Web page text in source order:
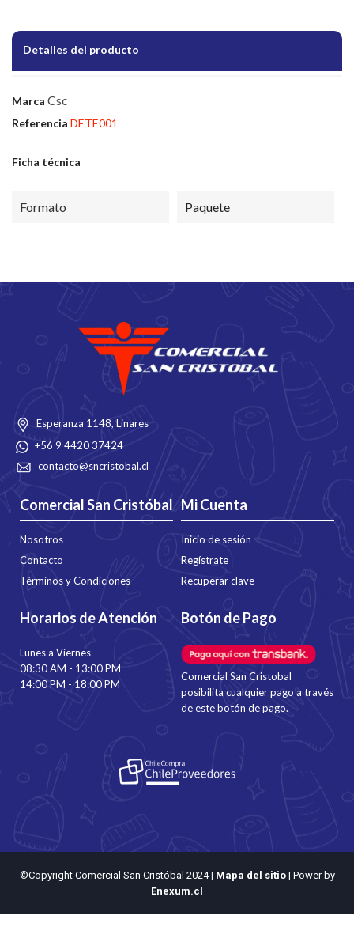
Detalles del producto
Marca Csc
Referencia DETE001
Ficha técnica
Formato Paquete
Esperanza 1148, Linares
+56 9 4420 37424
contacto@sncristobal.cl
Comercial San Cristóbal
Nosotros
Contacto
Términos y Condiciones
Mi Cuenta
Inicio de sesión
Regístrate
Recuperar clave
Horarios de Atención
Lunes a Viernes
08:30 AM - 13:00 PM
14:00 PM - 18:00 PM
Botón de Pago
Comercial San Cristobal
posibilita cualquier pago a través
de este botón de pago.
©Copyright Comercial San Cristóbal 2024| Mapa del sitio| Power by
Enexum.cl